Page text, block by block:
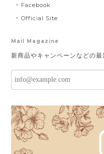
Facebook
Official Site
Mail Magazine
新商品やキャンペーンなどの最